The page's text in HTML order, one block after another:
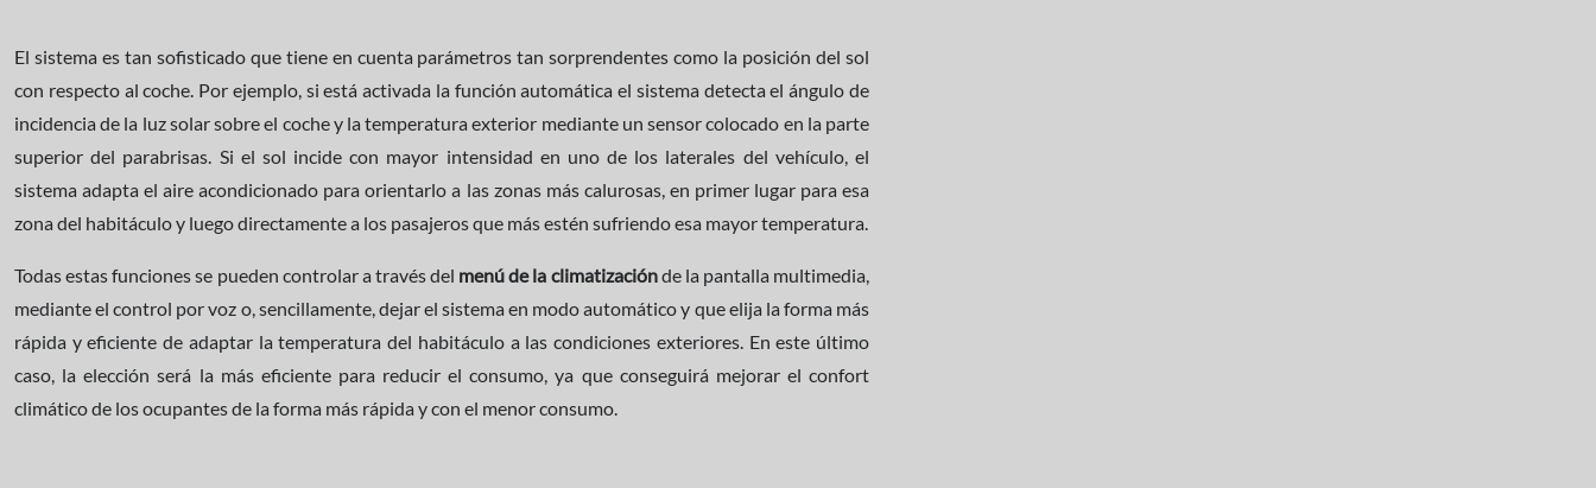
El sistema es tan sofisticado que tiene en cuenta parámetros tan sorprendentes como la posición del sol
con respecto al coche. Por ejemplo, si está activada la función automática el sistema detecta el ángulo de
incidencia de la luz solar sobre el coche y la temperatura exterior mediante un sensor colocado en la parte
superior del parabrisas. Si el sol incide con mayor intensidad en uno de los laterales del vehículo, el
sistema adapta el aire acondicionado para orientarlo a las zonas más calurosas, en primer lugar para esa
zona del habitáculo y luego directamente a los pasajeros que más estén sufriendo esa mayor temperatura.
Todas estas funciones se pueden controlar a través del menú de la climatizaciónde la pantalla multimedia,
mediante el control por voz o, sencillamente, dejar el sistema en modo automático y que elija la forma más
rápida y eficiente de adaptar la temperatura del habitáculo a las condiciones exteriores. En este último
caso, la elección será la más eficiente para reducir el consumo, ya que conseguirá mejorar el confort
climático de los ocupantes de la forma más rápida y con el menor consumo.